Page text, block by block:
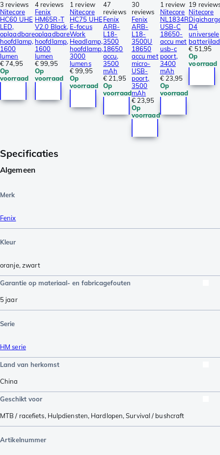
3 reviews
Nitecore
HC60 UHE
LED,
oplaadbare
hoofdlamp,
1600
lumen
€ 74,95
Op
voorraad
4 reviews
Fenix
HM65R-T
V2.0 Black,
oplaadbare
hoofdlamp,
1600
lumen
€ 99,95
Op
voorraad
1 review
Nitecore
HC75 UHE
E-focus
Work
Headlamp,
hoofdlamp,
3000
lumens
€ 99,95
Op
voorraad
47
reviews
Fenix
ARB-
L18-
3500
18650
accu,
3500
mAh
€ 21,95
Op
voorraad
30
reviews
Fenix
ARB-
L18-
3500U
18650
accu met
micro-
USB-
poort,
3500
mAh
€ 23,95
Op
voorraad
1 review
Nitecore
NL1834R
USB-C
18650-
accu met
usb-c
poort,
3400
mAh
€ 23,95
Op
voorraad
19
Nitecore
D4
universele
€ 51,95
Op
voorraad
Specificaties
Algemeen
Merk
Fenix
Kleur
oranje,zwart
Garantie op materiaal- en fabricagefouten
5 jaar
Serie
HM serie
Land van herkomst
China
Geschikt voor
MTB / racefiets, Hulpdiensten, Hardlopen,Survival / bushcraft
Artikelnummer